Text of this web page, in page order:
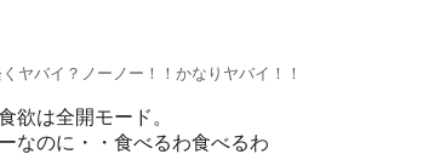
ヤバイ？ノーノー！！かなりヤバイ！！
欲は全開モード。
なのに・・食べるわ食べるわ